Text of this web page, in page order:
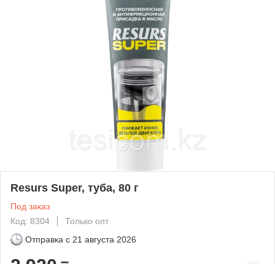
Resurs Super, туба, 80 г
Под заказ
Код: 8304
Только опт
Отправка с 21 августа 2026